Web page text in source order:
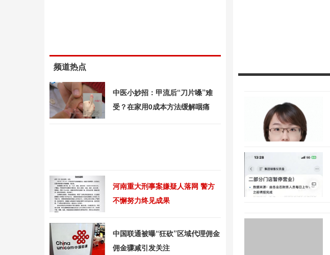
频道热点
中医小妙招：甲流后“刀片嗓”难
受？在家用0成本方法缓解咽痛
河南重大刑事案嫌疑人落网 警方
不懈努力终见成果
中国联通被曝“狂砍”区域代理佣金
佣金骤减引发关注